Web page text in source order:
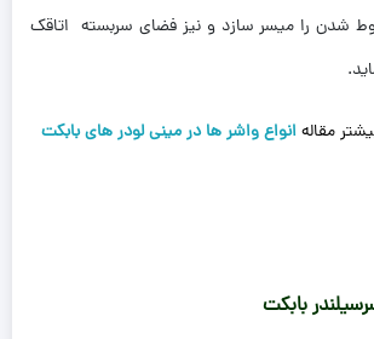
شدن را میسر سازد و نیز فضای سربسته اتاقک
مقالهانواع واشر ها در مینی لودر های بابکت
بابکت